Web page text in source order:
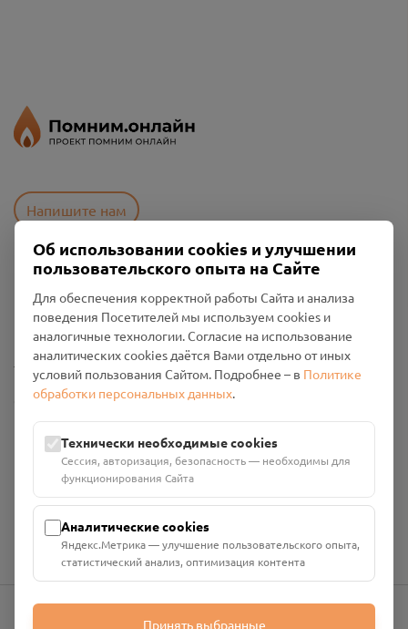
Напишите нам
Политика конфиденциальности
Промо-материалы
Настройки cookies
Общество с ограниченной ответственностью «Смоленский
Проект Помним»
ИНН: 6700029207 ОГРН: 1256700001986
Юридический адрес: 216790, Смоленская область, р-н
Руднянский, г. Рудня, улица Западная, д. 26А, пом. 18
Номер счёта: 40702810901130004287 в АО "АЛЬФА-БАНК"
Об использовании cookies и улучшении
пользовательского опыта на Сайте
Для обеспечения корректной работы Сайта и анализа
поведения Посетителей мы используем cookies и
аналогичные технологии. Согласие на использование
аналитических cookies даётся Вами отдельно от иных
условий пользования Сайтом. Подробнее – в Политике
обработки персональных данных.
Технически необходимые cookies
Сессия, авторизация, безопасность — необходимы для
функционирования Сайта
Аналитические cookies
Яндекс.Метрика — улучшение пользовательского опыта,
статистический анализ, оптимизация контента
Принять выбранные